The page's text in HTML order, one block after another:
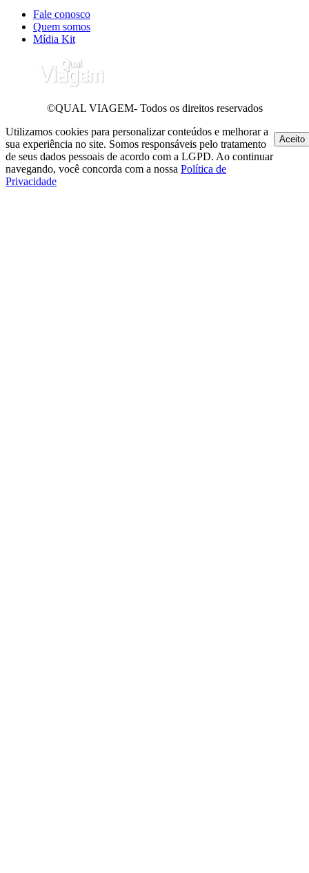
Fale conosco
Quem somos
Mídia Kit
©QUAL VIAGEM- Todos os direitos reservados
Utilizamos cookies para personalizar conteúdos e melhorar a
sua experiência no site. Somos responsáveis pelo tratamento
de seus dados pessoais de acordo com a LGPD. Ao continuar
navegando, você concorda com a nossa Política de
Privacidade
Aceito